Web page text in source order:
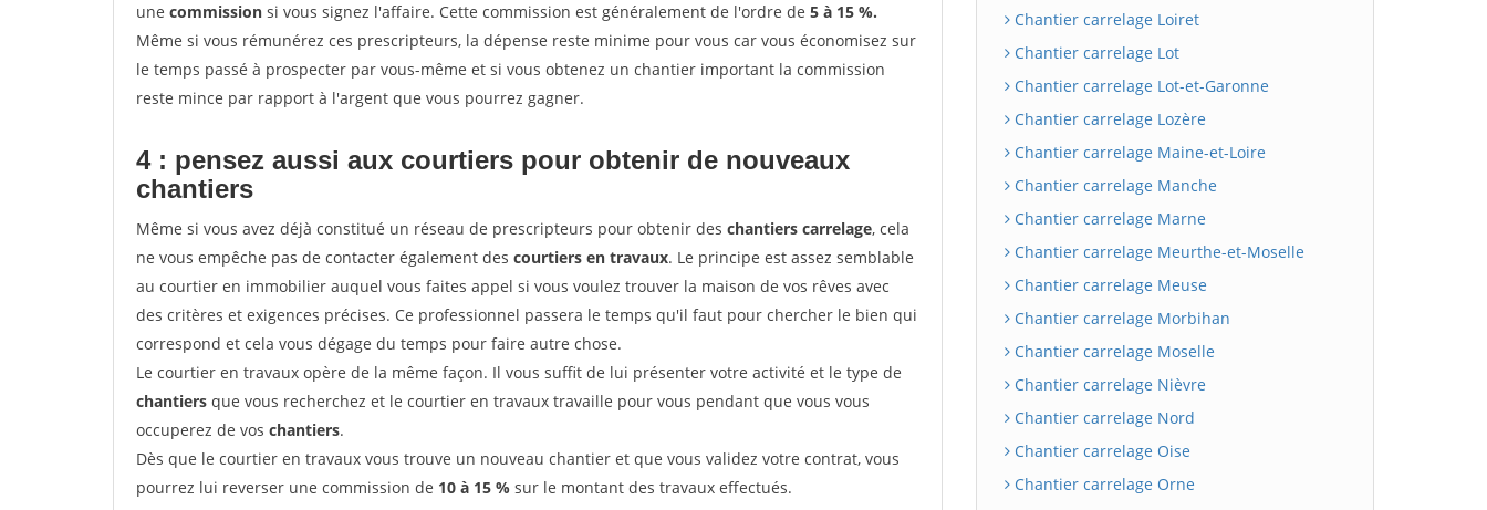
une commission si vous signez l'affaire. Cette commission est généralement de l'ordre de 5 à 15 %.
Même si vous rémunérez ces prescripteurs, la dépense reste minime pour vous car vous économisez sur
le temps passé à prospecter par vous-même et si vous obtenez un chantier important la commission
reste mince par rapport à l'argent que vous pourrez gagner.
4 : pensez aussi aux courtiers pour obtenir de nouveaux
chantiers
Même si vous avez déjà constitué un réseau de prescripteurs pour obtenir des chantiers carrelage, cela
ne vous empêche pas de contacter également des courtiers en travaux. Le principe est assez semblable
au courtier en immobilier auquel vous faites appel si vous voulez trouver la maison de vos rêves avec
des critères et exigences précises. Ce professionnel passera le temps qu'il faut pour chercher le bien qui
correspond et cela vous dégage du temps pour faire autre chose.
Le courtier en travaux opère de la même façon. Il vous suffit de lui présenter votre activité et le type de
chantiers que vous recherchez et le courtier en travaux travaille pour vous pendant que vous vous
occuperez de vos chantiers.
Dès que le courtier en travaux vous trouve un nouveau chantier et que vous validez votre contrat, vous
pourrez lui reverser une commission de 10 à 15 % sur le montant des travaux effectués.
Chantier carrelage Loiret
Chantier carrelage Lot
Chantier carrelage Lot-et-Garonne
Chantier carrelage Lozère
Chantier carrelage Maine-et-Loire
Chantier carrelage Manche
Chantier carrelage Marne
Chantier carrelage Meurthe-et-Moselle
Chantier carrelage Meuse
Chantier carrelage Morbihan
Chantier carrelage Moselle
Chantier carrelage Nièvre
Chantier carrelage Nord
Chantier carrelage Oise
Chantier carrelage Orne